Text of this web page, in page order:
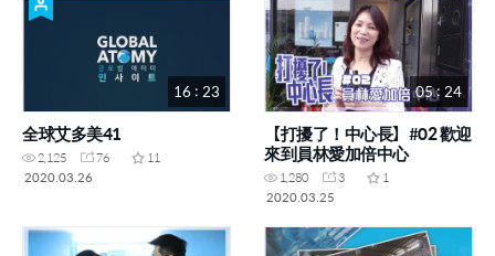
16 : 23
全球艾多美41
2,125 76
11
2020.03.26
05 : 24
【打擾了！中心長】#02 歡迎
來到員林愛加倍中心
1,280 3
1
2020.03.25